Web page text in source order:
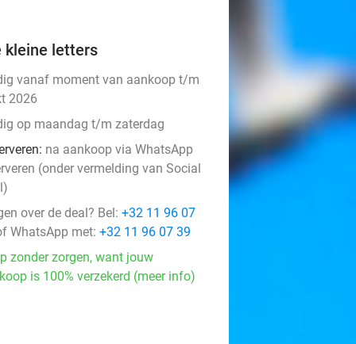
kleine letters
vanaf moment van aankoop t/m
2026
op maandag t/m zaterdag
na aankoop via WhatsApp
(onder vermelding van Social
over de deal? Bel: +32 11 96 07
WhatsApp met: +32 11 96 07 39
zonder zorgen, want jouw
is 100% verzekerd (meer info)